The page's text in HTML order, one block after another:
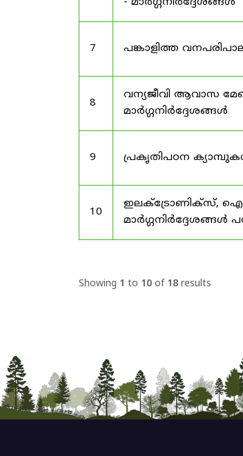
7 പങ്കാളിത്ത
8
വന്യജീവി ആവാസ
മാർഗ്ഗനിർദ്ദേശങ്ങൾ
9 പ്രകൃതിപഠന
10
ഇലക്‌ട്രോണിക്‌സ്,
മാർഗ്ഗനിർദ്ദേശങ്ങൾ
Showing 1 to 10 of 18 results